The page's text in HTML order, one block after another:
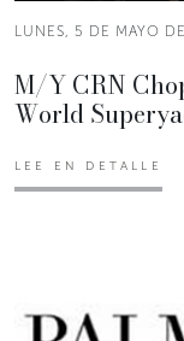
LUNES, 5 DE MAYO
M/Y CRN
World
LEE EN DETALLE